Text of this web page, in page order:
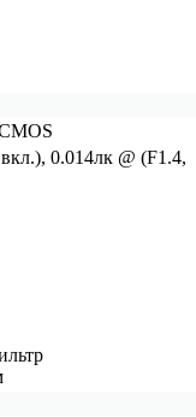
0.014лк @ (F1 .4,